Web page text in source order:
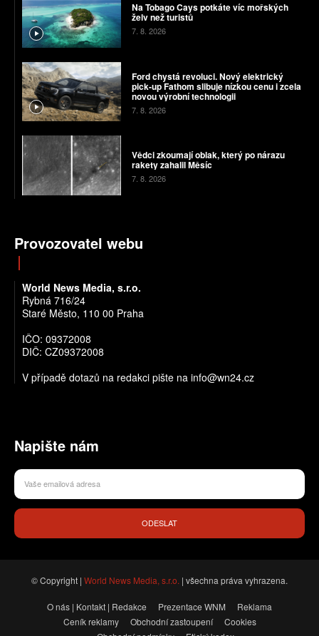
Na Tobago Cays potkáte víc mořských
želv než turistů
7. 8. 2026
Ford chystá revoluci. Nový elektrický
pick-up Fathom slibuje nízkou cenu i zcela
novou výrobní technologii
7. 8. 2026
Vědci zkoumají oblak, který po nárazu
rakety zahalil Měsíc
7. 8. 2026
Provozovatel webu
World News Media, s.r.o.
Rybná 716/24
Staré Město, 110 00 Praha
IČO: 09372008
DIČ: CZ09372008
V případě dotazů na redakci pište na info@wn24.cz
Napište nám
ODESLAT
© Copyright | World News Media, s.r.o. | všechna práva vyhrazena.
O nás | Kontakt | Redakce Prezentace WNM
Reklama
Ceník reklamy
Obchodní zastoupení
Cookies